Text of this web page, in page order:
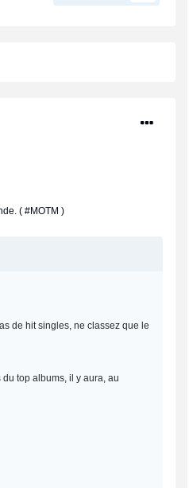
( #MOTM )
de hit singles, ne classez que le
top albums, il y aura, au